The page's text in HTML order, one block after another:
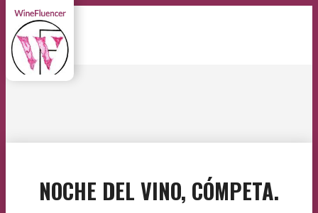
NOCHE DEL VINO, CÓMPETA.